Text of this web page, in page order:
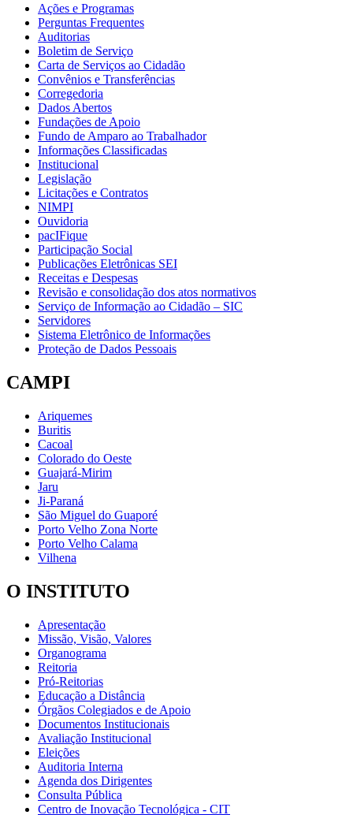
Ações e Programas
Perguntas Frequentes
Auditorias
Boletim de Serviço
Carta de Serviços ao Cidadão
Convênios e Transferências
Corregedoria
Dados Abertos
Fundações de Apoio
Fundo de Amparo ao Trabalhador
Informações Classificadas
Institucional
Legislação
Licitações e Contratos
NIMPI
Ouvidoria
pacIFique
Participação Social
Publicações Eletrônicas SEI
Receitas e Despesas
Revisão e consolidação dos atos normativos
Serviço de Informação ao Cidadão – SIC
Servidores
Sistema Eletrônico de Informações
Proteção de Dados Pessoais
CAMPI
Ariquemes
Buritis
Cacoal
Colorado do Oeste
Guajará-Mirim
Jaru
Ji-Paraná
São Miguel do Guaporé
Porto Velho Zona Norte
Porto Velho Calama
Vilhena
O INSTITUTO
Apresentação
Missão, Visão, Valores
Organograma
Reitoria
Pró-Reitorias
Educação a Distância
Órgãos Colegiados e de Apoio
Documentos Institucionais
Avaliação Institucional
Eleições
Auditoria Interna
Agenda dos Dirigentes
Consulta Pública
Centro de Inovação Tecnológica - CIT